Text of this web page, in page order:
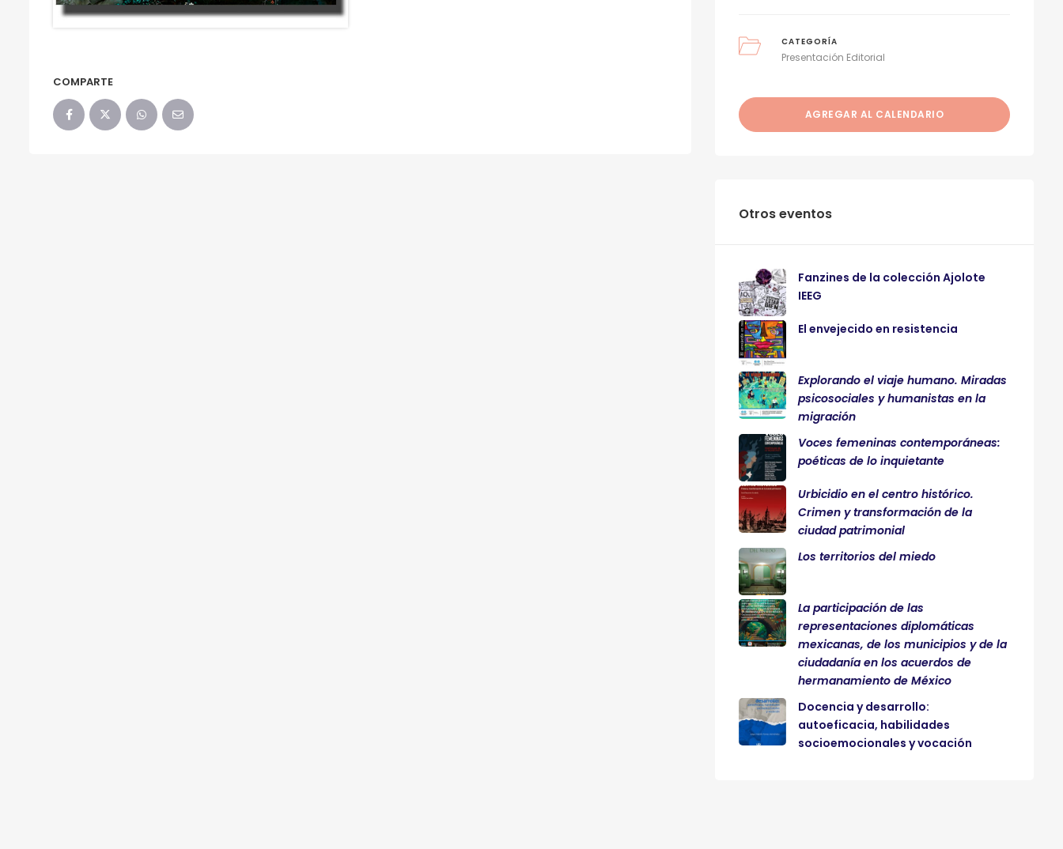
COMPARTE
CATEGORÍA
Presentación Editorial
AGREGAR AL CALENDARIO
Otros eventos
Fanzines de la colección Ajolote
IEEG
El envejecido en resistencia
Explorando el viaje humano. Miradas
psicosociales y humanistas en la
migración
Voces femeninas contemporáneas:
poéticas de lo inquietante
Urbicidio en el centro histórico.
Crimen y transformación de la
ciudad patrimonial
Los territorios del miedo
La participación de las
representaciones diplomáticas
mexicanas, de los municipios y de la
ciudadanía en los acuerdos de
hermanamiento de México
Docencia y desarrollo:
autoeficacia, habilidades
socioemocionales y vocación